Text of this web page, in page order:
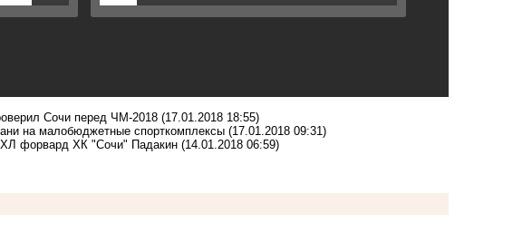
Сочи перед ЧМ-2018 (17.01.2018 18:55)
на малобюджетные спорткомплексы (17.01.2018 09:31)
форвард ХК "Сочи" Падакин (14.01.2018 06:59)